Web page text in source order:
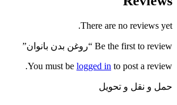
There are no reviews yet.
Be the first to review “روغن بدن بانوان”
You must be logged in to post a review.
حمل و نقل و تحویل